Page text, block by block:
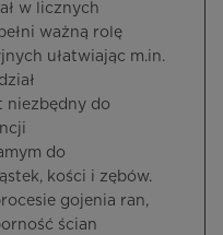
w licznych
ważną rolę
ułatwiając m.in.
niezbędny do
do
kości i zębów.
gojenia ran,
ścian